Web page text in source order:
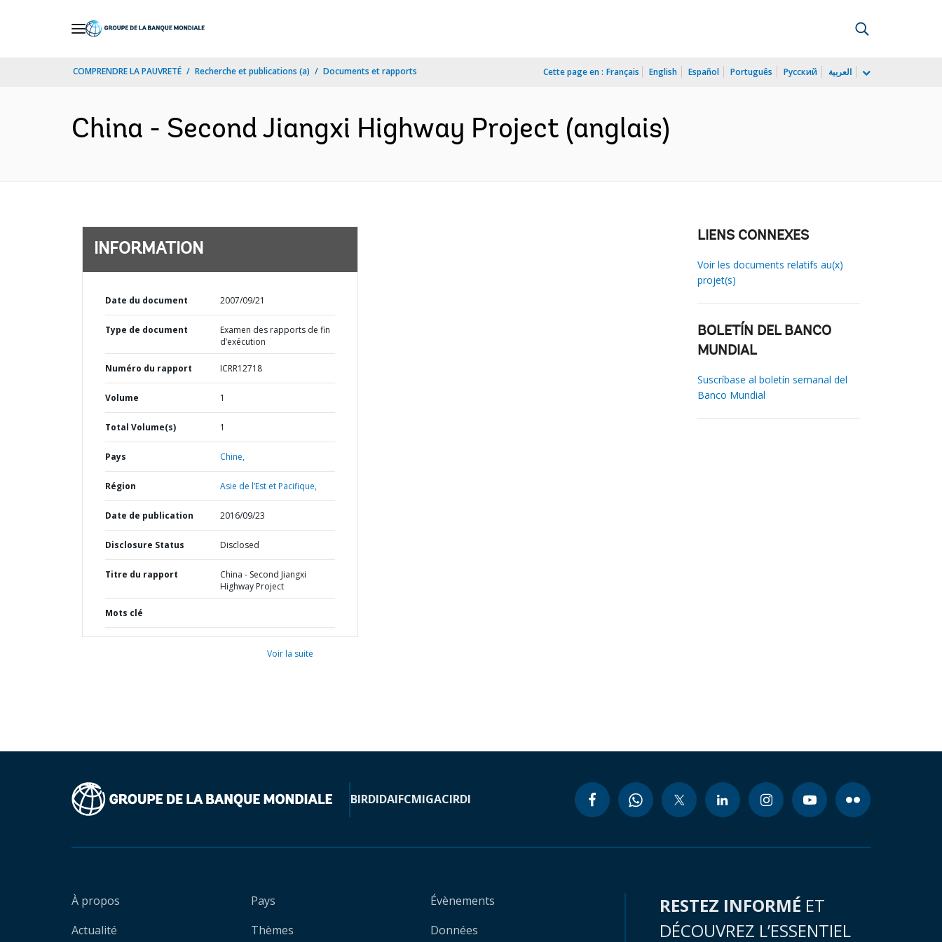
COMPRENDRE LA PAUVRETÉ Recherche et publications (a) Documents et rapports Cette page en : Français English Español Português Русский العربية
China - Second Jiangxi Highway Project (anglais)
INFORMATION
Date du document 2007/09/21
Type de document
Examen des rapports de fin
d’exécution
Numéro du rapport ICRR12718
Volume 1
Total Volume(s) 1
Pays Chine,
Région Asie de l’Est et Pacifique,
Date de publication 2016/09/23
Disclosure Status Disclosed
Titre du rapport
China - Second Jiangxi
Highway Project
Mots clé
Voir la suite
LIENS CONNEXES
Voir les documents relatifs au(x)
projet(s)
BOLETÍN DEL BANCO
MUNDIAL
Suscríbase al boletín semanal del
Banco Mundial
BIRDIDAIFCMIGACIRDI
À propos
Actualité
Pays
Thèmes
Évènements
Données
RESTEZ INFORMÉ ET
DÉCOUVREZ L’ESSENTIEL